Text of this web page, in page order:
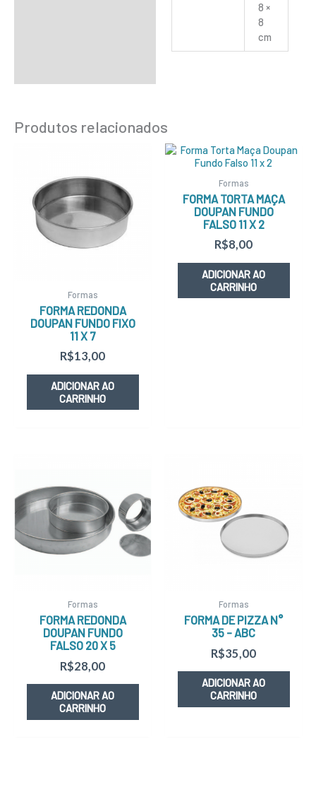
8 ×
8
cm
Produtos relacionados
Formas
FORMA REDONDA
DOUPAN FUNDO FIXO
11 X 7
R$13,00
ADICIONAR AO
CARRINHO
Formas
FORMA TORTA MAÇA
DOUPAN FUNDO
FALSO 11 X 2
R$8,00
ADICIONAR AO
CARRINHO
Formas
FORMA REDONDA
DOUPAN FUNDO
FALSO 20 X 5
R$28,00
ADICIONAR AO
CARRINHO
Formas
FORMA DE PIZZA N°
35 – ABC
R$35,00
ADICIONAR AO
CARRINHO